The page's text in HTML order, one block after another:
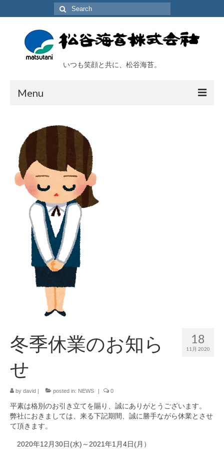
Search
for:
いつも笑顔と共に、松谷海苔。
Menu
会社概要
工場及び施設
取扱い商品
海苔アラカルト
オンラインショップ
SDGsへの取組み
お知らせ
お問い合わせ
リクルート
18
11月 2020
冬季休業のお知ら
せ
by david | posted in: NEWS | 0
平素は格別のお引き立てを賜り、誠にありがとうございます。
弊社におきましては、来る下記期間、誠に勝手ながら休業とさせ
て頂きます。
2020年12月30日(水)～2021年1月4日(月）